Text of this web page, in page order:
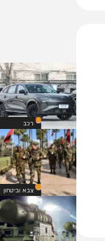
רכב
צבא וביטחון